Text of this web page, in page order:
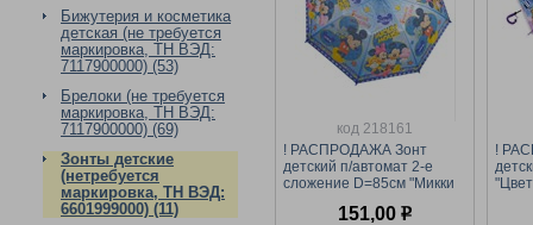
Бижутерия и косметика
детская (не требуется
маркировка, ТН ВЭД:
7117900000) (53)
Брелоки (не требуется
маркировка, ТН ВЭД:
7117900000) (69)
Зонты детские
(нетребуется
маркировка, ТН ВЭД:
6601999000) (11)
код 218161
! РАСПРОДАЖА Зонт
детский п/автомат 2-е
сложение D=85см "Микки
151,00 р
!